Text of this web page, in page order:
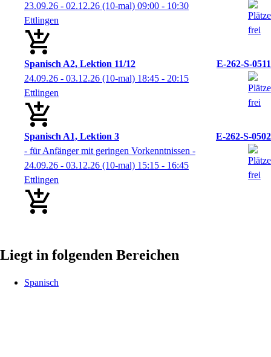
23.09.26 - 02.12.26 (10-mal) 09:00 - 10:30
Ettlingen
Spanisch A2, Lektion 11/12
E-262-S-0511
24.09.26 - 03.12.26 (10-mal) 18:45 - 20:15
Ettlingen
Spanisch A1, Lektion 3
E-262-S-0502
- für Anfänger mit geringen Vorkenntnissen -
24.09.26 - 03.12.26 (10-mal) 15:15 - 16:45
Ettlingen
Liegt in folgenden Bereichen
Spanisch